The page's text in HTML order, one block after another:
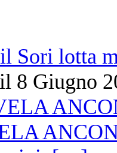
Sori lotta
8 Giugno